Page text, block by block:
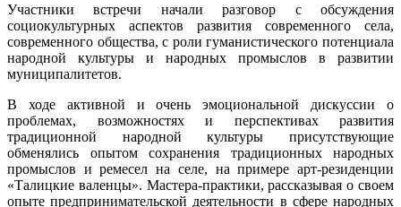
Участники встречи начали разговор с обсуждения
социокультурных аспектов развития современного села,
современного общества, с роли гуманистического потенциала
народной культуры и народных промыслов в развитии
муниципалитетов.
В ходе активной и очень эмоциональной дискуссии о
проблемах, возможностях и перспективах развития
традиционной народной культуры присутствующие
обменялись опытом сохранения традиционных народных
промыслов и ремесел на селе, на примере арт-резиденции
«Талицкие валенцы». Мастера-практики, рассказывая о своем
опыте предпринимательской деятельности в сфере народных